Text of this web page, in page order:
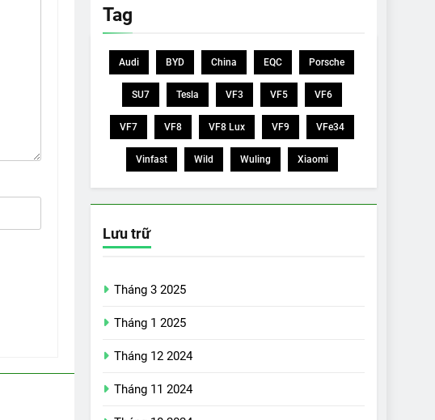
Tag
Audi BYD China EQC Porsche
SU7 Tesla VF3 VF5 VF6
VF7 VF8 VF8 Lux VF9 VFe34
Vinfast Wild Wuling Xiaomi
Lưu trữ
Tháng 3 2025
Tháng 1 2025
Tháng 12 2024
Tháng 11 2024